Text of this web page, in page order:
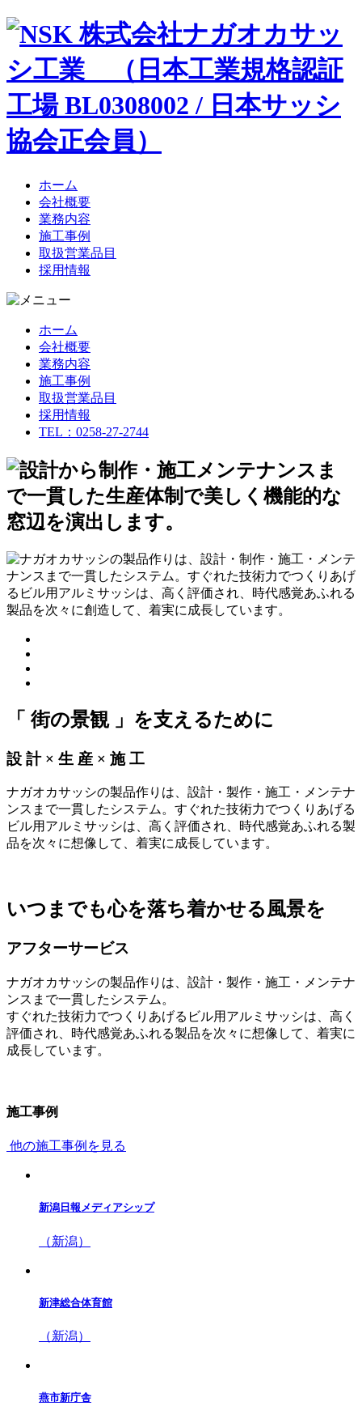
ホーム
会社概要
業務内容
施工事例
取扱営業品目
採用情報
ホーム
会社概要
業務内容
施工事例
取扱営業品目
採用情報
TEL：0258-27-2744
「 街の景観 」を支えるために
設 計 × 生 産 × 施 工
ナガオカサッシの製品作りは、設計・製作・施工・メンテナ
ンスまで一貫したシステム。すぐれた技術力でつくりあげる
ビル用アルミサッシは、高く評価され、時代感覚あふれる製
品を次々に想像して、着実に成長しています。
いつまでも心を落ち着かせる風景を
アフターサービス
ナガオカサッシの製品作りは、設計・製作・施工・メンテナ
ンスまで一貫したシステム。
すぐれた技術力でつくりあげるビル用アルミサッシは、高く
評価され、時代感覚あふれる製品を次々に想像して、着実に
成長しています。
施工事例
他の施工事例を見る
新潟日報メディアシップ
（新潟）
新津総合体育館
（新潟）
燕市新庁舎